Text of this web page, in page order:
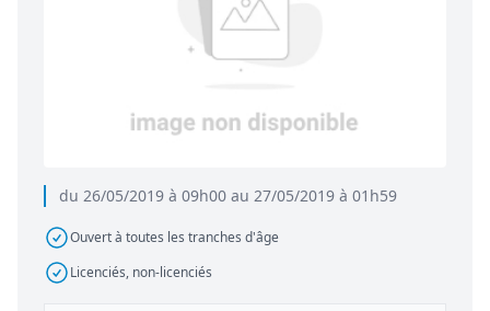
du 26/05/2019 à 09h00 au 27/05/2019 à 01h59
Ouvert à toutes les tranches d'âge
Licenciés, non-licenciés